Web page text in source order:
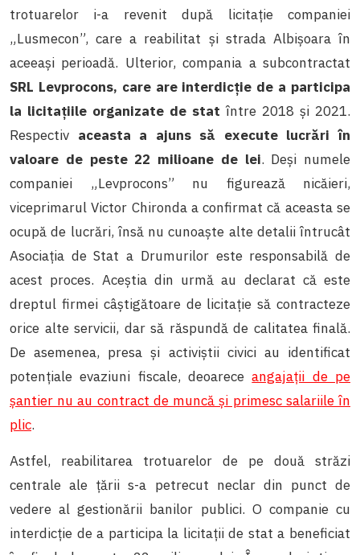
trotuarelor i-a revenit după licitație companiei
„Lusmecon”, care a reabilitat și strada Albișoara în
aceeași perioadă. Ulterior, compania a subcontractat
SRL Levprocons, care are interdicție de a participa
la licitațiile organizate de stat între 2018 și 2021.
Respectiv aceasta a ajuns să execute lucrări în
valoare de peste 22 milioane de lei. Deși numele
companiei „Levprocons” nu figurează nicăieri,
viceprimarul Victor Chironda a confirmat că aceasta se
ocupă de lucrări, însă nu cunoaște alte detalii întrucât
Asociația de Stat a Drumurilor este responsabilă de
acest proces. Aceștia din urmă au declarat că este
dreptul firmei câștigătoare de licitație să contracteze
orice alte servicii, dar să răspundă de calitatea finală.
De asemenea, presa și activiștii civici au identificat
potențiale evaziuni fiscale, deoareceangajații de pe
șantier nu au contract de muncă și primesc salariile în
plic.
Astfel, reabilitarea trotuarelor de pe două străzi
centrale ale țării s-a petrecut neclar din punct de
vedere al gestionării banilor publici. O companie cu
interdicție de a participa la licitații de stat a beneficiat